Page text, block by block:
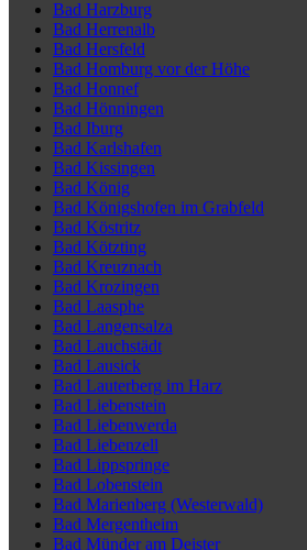
Bad Harzburg
Bad Herrenalb
Bad Hersfeld
Bad Homburg vor der Höhe
Bad Honnef
Bad Hönningen
Bad Iburg
Bad Karlshafen
Bad Kissingen
Bad König
Bad Königshofen im Grabfeld
Bad Köstritz
Bad Kötzting
Bad Kreuznach
Bad Krozingen
Bad Laasphe
Bad Langensalza
Bad Lauchstädt
Bad Lausick
Bad Lauterberg im Harz
Bad Liebenstein
Bad Liebenwerda
Bad Liebenzell
Bad Lippspringe
Bad Lobenstein
Bad Marienberg (Westerwald)
Bad Mergentheim
Bad Münder am Deister